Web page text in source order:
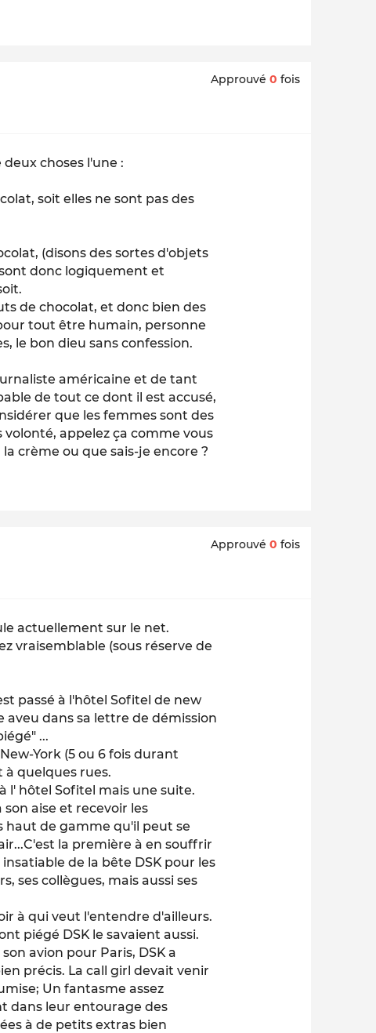
Approuvé 0 fois
choses l'une :
soit elles ne sont pas des
(disons des sortes d'objets
donc logiquement et
de chocolat, et donc bien des
tout être humain, personne
le bon dieu sans confession.
américaine et de tant
de tout ce dont il est accusé,
que les femmes sont des
appelez ça comme vous
crème ou que sais-je encore ?
Approuvé 0 fois
actuellement sur le net.
vraisemblable (sous réserve de
passé à l'hôtel Sofitel de new
aveu dans sa lettre de démission
...
York (5 ou 6 fois durant
quelques rues.
l' hôtel Sofitel mais une suite.
aise et recevoir les
haut de gamme qu'il peut se
la première à en souffrir
de la bête DSK pour les
ses collègues, mais aussi ses
à qui veut l'entendre d'ailleurs.
piégé DSK le savaient aussi.
avion pour Paris, DSK a
précis. La call girl devait venir
Un fantasme assez
dans leur entourage des
à de petits extras bien